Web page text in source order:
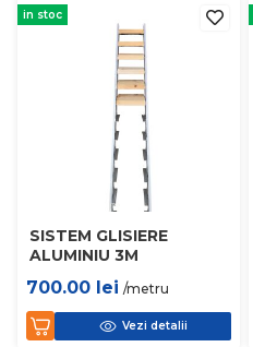
in stoc
SISTEM GLISIERE
ALUMINIU 3M
700.00 lei /metru
Vezi detalii